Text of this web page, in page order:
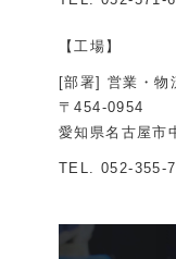
【工場】
[部署] 営業・物
〒454-0954
愛知県名古屋市
TEL. 052-355-